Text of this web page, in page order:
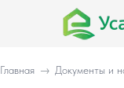
Главная → Документы и